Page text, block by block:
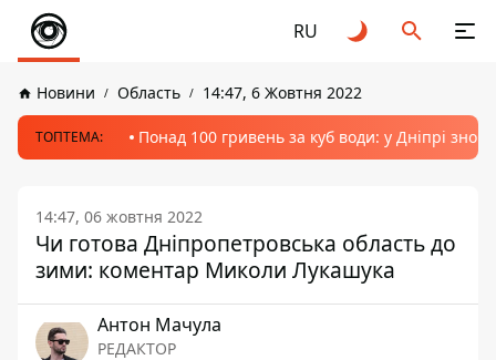
RU
Новини Область 14:47, 6 Жовтня 2022
ТОПТЕМА: Понад 100 гривень за куб води: у Дніпрі
14:47, 06 жовтня 2022
Чи готова Дніпропетровська область до
зими: коментар Миколи Лукашука
Антон Мачула
РЕДАКТОР